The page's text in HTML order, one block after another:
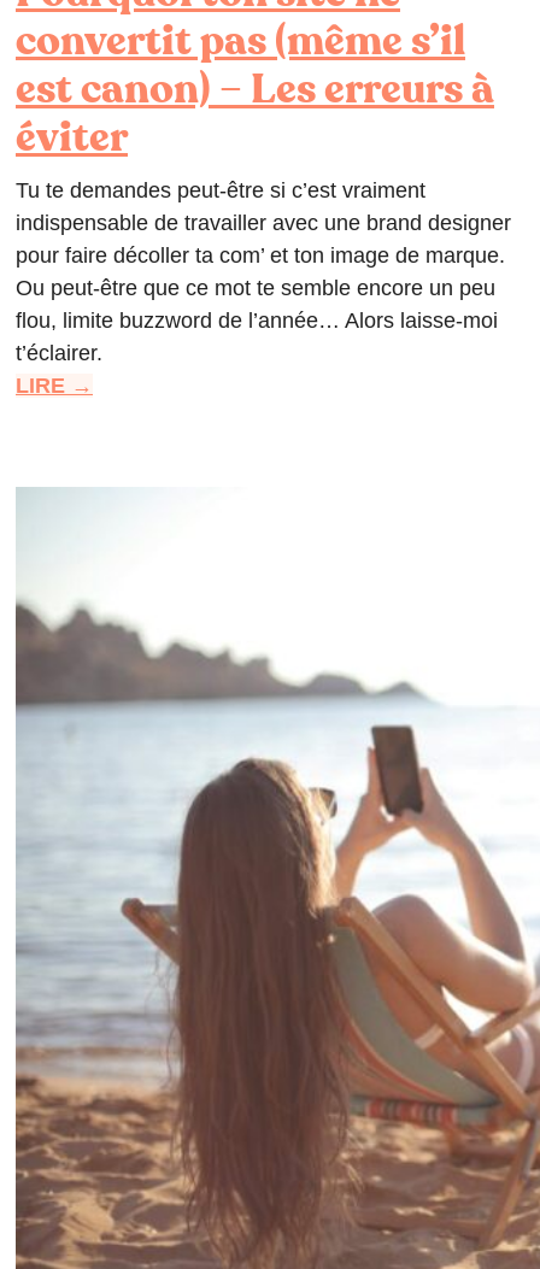
convertit pas (même s’il
est canon) – Les erreurs à
éviter
Tu te demandes peut-être si c’est vraiment
indispensable de travailler avec une brand designer
pour faire décoller ta com’ et ton image de marque.
Ou peut-être que ce mot te semble encore un peu
flou, limite buzzword de l’année… Alors laisse-moi
t’éclairer.
LIRE →